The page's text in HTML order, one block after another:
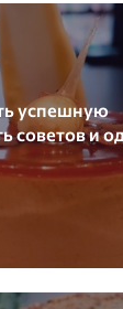
успешную
советов и